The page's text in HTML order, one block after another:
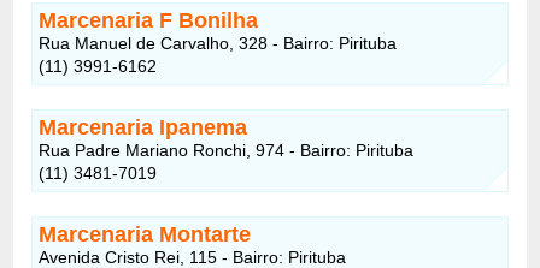
Marcenaria F Bonilha
Rua Manuel de Carvalho, 328 - Bairro: Pirituba
(11) 3991-6162
Marcenaria Ipanema
Rua Padre Mariano Ronchi, 974 - Bairro: Pirituba
(11) 3481-7019
Marcenaria Montarte
Avenida Cristo Rei, 115 - Bairro: Pirituba